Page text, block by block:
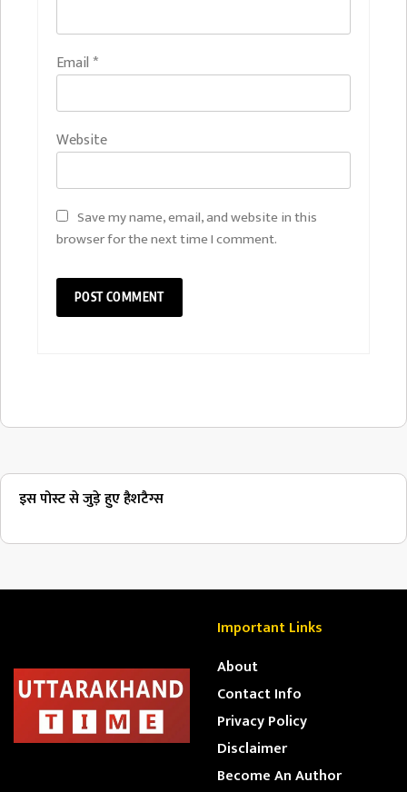
Email *
Website
Save my name, email, and website in this
browser for the next time I comment.
इस पोस्ट से जुड़े हुए हैशटैग्स
Important Links
About
Contact Info
Privacy Policy
Disclaimer
Become An Author